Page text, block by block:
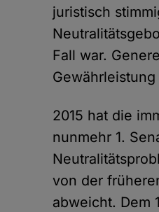
juristisch
Fall war.
2015 hat die
nunmehr 1.
von der
abweicht. Dem